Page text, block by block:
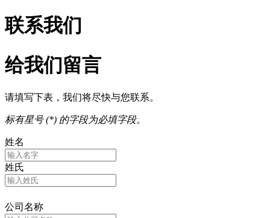
联系我们
给我们留言
请填写下表，我们将尽快与您联系。
标有星号 (*) 的字段为必填字段。
姓名
姓氏
公司名称